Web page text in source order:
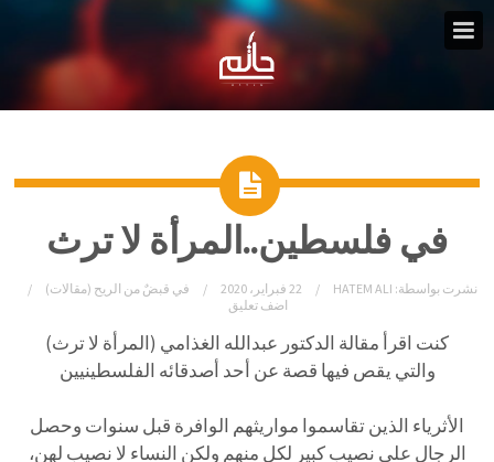
في فلسطين..المرأة لا ترث
نشرت بواسطة: HATEM ALI 22 فبراير، 2020 في قبضٌ من الريح (مقالات)
اضف تعليق
كنت اقرأ مقالة الدكتور عبدالله الغذامي (المرأة لا ترث)
والتي يقص فيها قصة عن أحد أصدقائه الفلسطينيين
الأثرياء الذين تقاسموا مواريثهم الوافرة قبل سنوات وحصل
الرجال على نصيب كبير لكل منهم ولكن النساء لا نصيب لهن،